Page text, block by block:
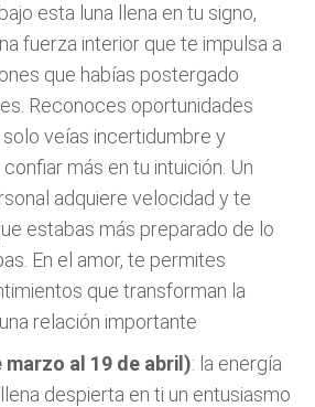
esta luna llena en tu signo,
fuerza interior que te impulsa a
que habías postergado
Reconoces oportunidades
veías incertidumbre y
más en tu intuición. Un
adquiere velocidad y te
estabas más preparado de lo
En el amor, te permites
que transforman la
relación importante
marzo al 19 de abril): la energía
despierta en ti un entusiasmo